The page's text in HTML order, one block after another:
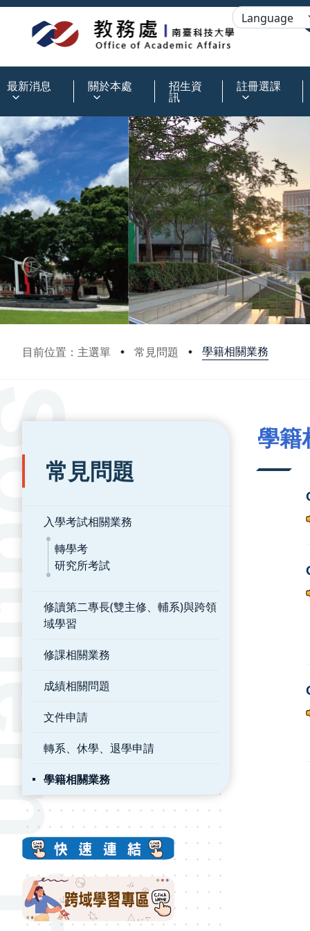
最新消息 關於本處 招生資
訊
註冊選課
目前位置：主選單 常見問題 學籍相關業務
:::
常見問題
入學考試相關業務
轉學考
研究所考試
修讀第二專長(雙主修、輔系)與跨領
域學習
修課相關業務
成績相關問題
文件申請
轉系、休學、退學申請
學籍相關業務
學籍